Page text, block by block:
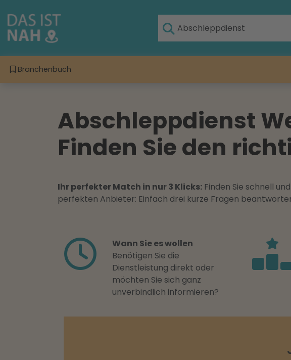
Branchenbuch
Abschleppdienst
Finden Sie den
Ihr perfekter Match in nur 3 Klicks: Finden Sie schnell
perfekten Anbieter: Einfach drei kurze Fragen
Wann Sie es wollen
Benötigen Sie die
Dienstleistung direkt oder
möchten Sie sich ganz
unverbindlich informieren?